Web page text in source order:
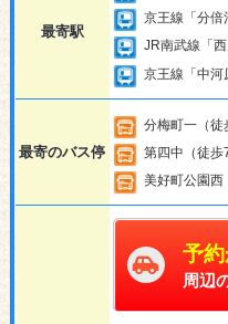
最寄駅
京王線「分倍
JR南武線「西
京王線「中河
最寄のバス停
分梅町一（徒
第四中（徒歩7
美好町公園西
予
周辺